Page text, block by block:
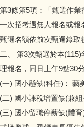
第3條第5項：「甄選作
一次招考遇無人報名或報
甄選名額依前次甄選錄取
二、 第3次甄選於本
理報名，同日上午9點30
(一) 國小懸缺(科任)： 藝
(二) 國小課稅增置缺(兼組
(三) 國小留職停薪缺(體